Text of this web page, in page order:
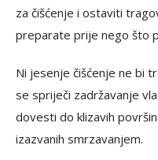
za čišćenje i ostaviti
preparate prije nego što
Ni jesenje čišćenje ne bi
se spriječi zadržavanje
dovesti do klizavih
izazvanih smrzavanjem.